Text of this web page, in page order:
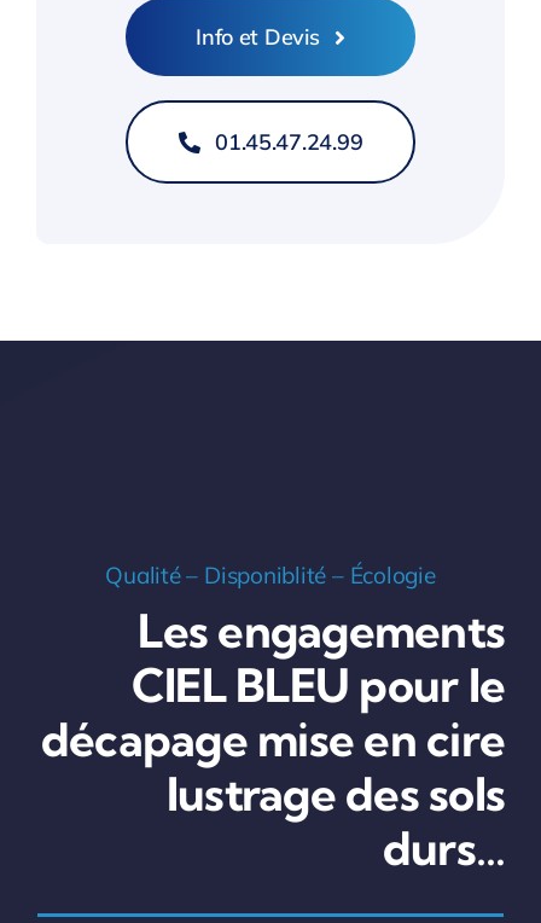
Info et Devis
01.45.47.24.99
Qualité – Disponiblité – Écologie
Les engagements
CIEL BLEU pour le
décapage mise en cire
lustrage des sols
durs…